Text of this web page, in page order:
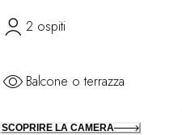
2 ospiti
Balcone o terrazza
SCOPRIRE LA CAMERA